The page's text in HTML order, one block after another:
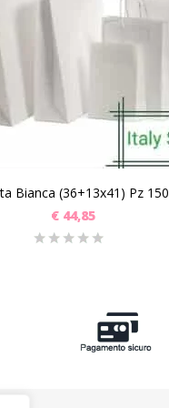
SCEGLI
Bianca (36+13x41) Pz 150
€44,85